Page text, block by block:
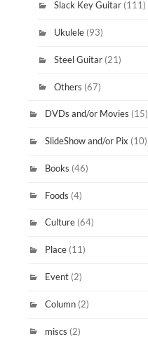
Slack Key Guitar(111)
Ukulele(93)
Steel Guitar(21)
Others (67)
DVDs and/or Movies (15)
SlideShow and/or Pix (10)
Books (46)
Foods (4)
Culture (64)
Place (11)
Event (2)
Column (2)
miscs (2)